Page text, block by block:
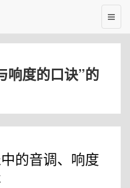
响度的口诀”的
的音调、响度